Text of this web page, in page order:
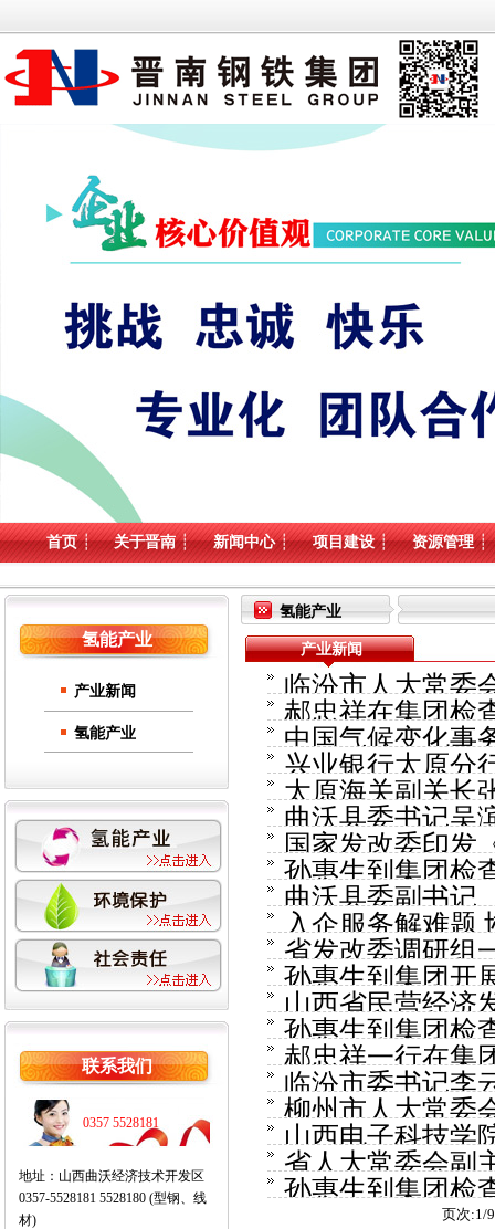
首页 ┊ 关于晋南 ┊ 新闻中心 ┊ 项目建设 ┊ 资源管理 ┊
氢能产业
产业新闻
氢能产业
联系我们
0357 5528181
地址：山西曲沃经济技术开发区
0357-5528181 5528180 (型钢、线
材)
氢能产业
产业新闻
临汾市人大常委
郝忠祥在集团检
中国气候变化事
工作...
兴业银行太原分
交流...
太原海关副关长
曲沃县委书记吴
和生态环境保护
国家发改委印发
施行...
孙惠生到集团检
务...
曲沃县委副书记
境保护工作...
入企服务解难题
省发改委调研组
孙惠生到集团开
山西省民营经济
督导检查...
孙惠生到集团检
郝忠祥一行在集
临汾市委书记李
柳州市人大常委
山西电子科技学
省人大常委会副
执法检查...
孙惠生到集团检
页次:1/